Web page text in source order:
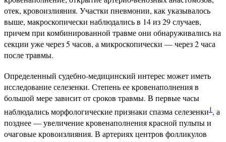
отек, кровоизлияния. Участки пневмонии, как указывалось
выше, макроскопически наблюдались в 14 из 29 случаев,
причем при комбинированной травме они обнаруживались на
секции уже через 5 часов, а микроскопически — через 2 часа
после травмы.
Определенный судебно-медицинский интерес может иметь
исследование селезенки. Степень ее кровенаполнения в
большой мере зависит от сроков травмы. В первые часы
наблюдались морфологические признаки спазма селезенки1, а
позднее — увеличение кровенаполнения красной пульпы и
очаговые кровоизлияния. В артериях центров фолликулов